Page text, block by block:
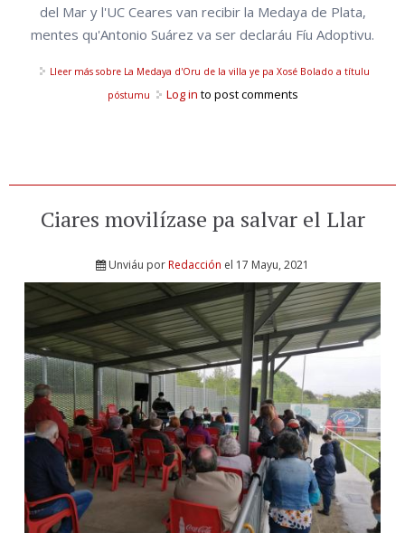
del Mar y l'UC Ceares van recibir la Medaya de Plata,
mentes qu'Antonio Suárez va ser declaráu Fíu Adoptivu.
Lleer mássobre La Medaya d'Oru de la villa ye pa Xosé Bolado a títulu
póstumu
Log in to post comments
Ciares movilízase pa salvar el Llar
Unviáu porRedacción el 17 Mayu, 2021